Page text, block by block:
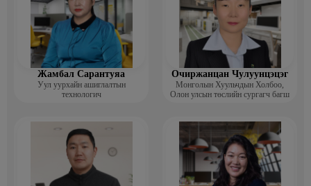
Жамбал Сарантуяа
Уул уурхайн ашиглалтын
технологич
Очиржанцан Чулуунцэцэг
Монголын Хуульчдын Холбоо,
Олон улсын төслийн сургагч багш